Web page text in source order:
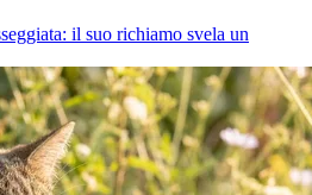
il suo richiamo svela un